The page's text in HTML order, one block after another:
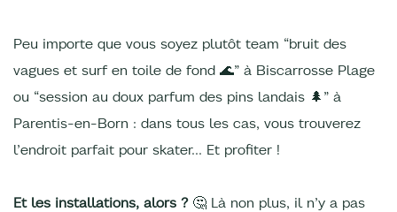
Peu importe que vous soyez plutôt team “bruit des
vagues et surf en toile de fond 🌊” à Biscarrosse Plage
ou “session au doux parfum des pins landais 🌲” à
Parentis-en-Born : dans tous les cas, vous trouverez
l’endroit parfait pour skater… Et profiter !
Et les installations, alors ?🤔 Là non plus, il n’y a pas